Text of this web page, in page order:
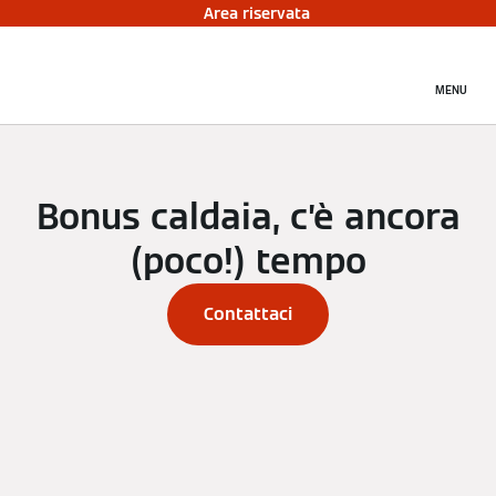
Area riservata
MENU
Bonus caldaia, c’è ancora
(poco!) tempo
Contattaci